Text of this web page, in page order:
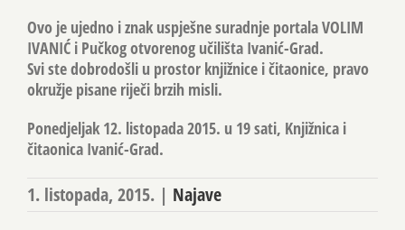
Ovo je ujedno i znak uspješne suradnje portala VOLIM
IVANIĆ i Pučkog otvorenog učilišta Ivanić-Grad.
Svi ste dobrodošli u prostor knjižnice i čitaonice, pravo
okružje pisane riječi brzih misli.
Ponedjeljak 12. listopada 2015. u 19 sati, Knjižnica i
čitaonica Ivanić-Grad.
1. listopada, 2015. | Najave